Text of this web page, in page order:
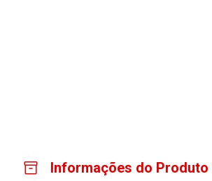
Informações do Produto